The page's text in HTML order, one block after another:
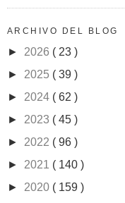
ARCHIVO DEL BLOG
► 2026 ( 23 )
► 2025 ( 39 )
► 2024 ( 62 )
► 2023 ( 45 )
► 2022 ( 96 )
► 2021 ( 140 )
► 2020 ( 159 )